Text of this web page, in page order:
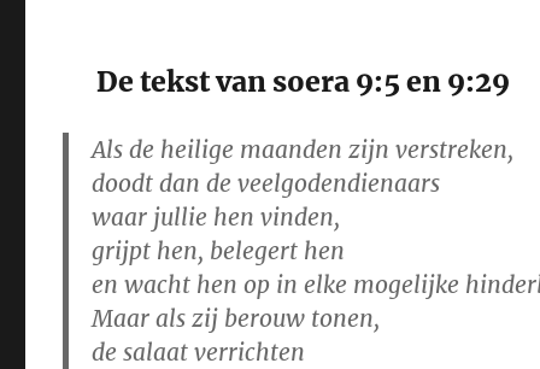
De tekst van soera 9:5 en 9:29
Als de heilige maanden zijn verstreken,
doodt dan de veelgodendienaars
waar jullie hen vinden,
grijpt hen, belegert hen
en wacht hen op in elke mogelijke
Maar als zij berouw tonen,
de salaat verrichten